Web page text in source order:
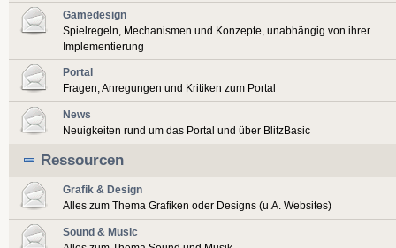
Gamedesign
Spielregeln, Mechanismen und Konzepte, unabhängig von ihrer
Implementierung
Portal
Fragen, Anregungen und Kritiken zum Portal
News
Neuigkeiten rund um das Portal und über BlitzBasic
Ressourcen
Grafik & Design
Alles zum Thema Grafiken oder Designs (u.A. Websites)
Sound & Music